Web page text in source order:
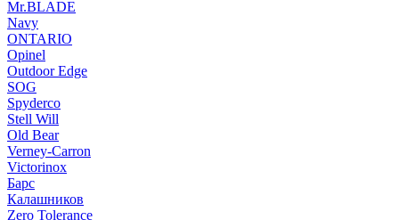
Mr.BLADE
Navy
ONTARIO
Opinel
Outdoor Edge
SOG
Spyderco
Stell Will
Old Bear
Verney-Carron
Victorinox
Барс
Калашников
Zero Tolerance